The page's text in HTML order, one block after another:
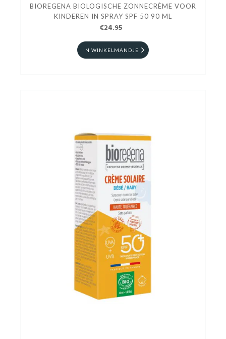
BIOREGENA BIOLOGISCHE ZONNECRÈME VOOR
KINDEREN IN SPRAY SPF 50 90 ML
€24.95
IN WINKELMANDJE